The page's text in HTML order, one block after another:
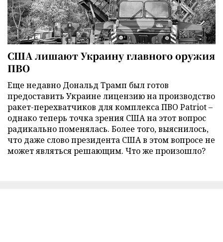
США лишают Украину главного оружия
ПВО
Еще недавно Дональд Трамп был готов
предоставить Украине лицензию на производство
ракет-перехватчиков для комплекса ПВО Patriot –
однако теперь точка зрения США на этот вопрос
радикально поменялась. Более того, выяснилось,
что даже слово президента США в этом вопросе не
может являться решающим. Что же произошло?